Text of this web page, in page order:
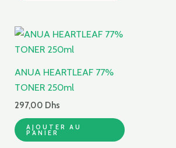
ANUA HEARTLEAF 77%
TONER 250ml
297,00 Dhs
AJOUTER AU
PANIER